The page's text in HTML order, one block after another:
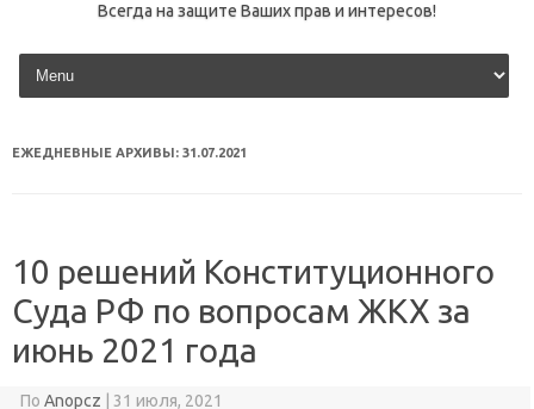
Всегда на защите Ваших прав и интересов!
перейти к содержанию
ЕЖЕДНЕВНЫЕ АРХИВЫ: 31.07.2021
10 решений Конституционного
Суда РФ по вопросам ЖКХ за
июнь 2021 года
По Anopcz 31 июля, 2021